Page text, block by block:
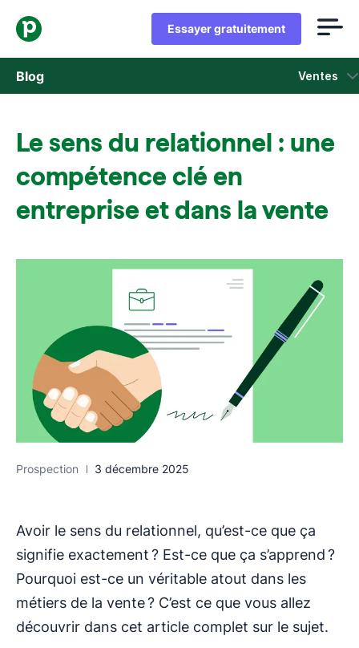
Essayer gratuitement
Blog Ventes
Actus Produit
Le sens du relationnel : une
compétence clé en
entreprise et dans la vente
Prospection 3 décembre 2025
Avoir le sens du relationnel, qu’est-ce que ça
signifie exactement ? Est-ce que ça s’apprend ?
Pourquoi est-ce un véritable atout dans les
métiers de la vente ? C’est ce que vous allez
découvrir dans cet article complet sur le sujet.